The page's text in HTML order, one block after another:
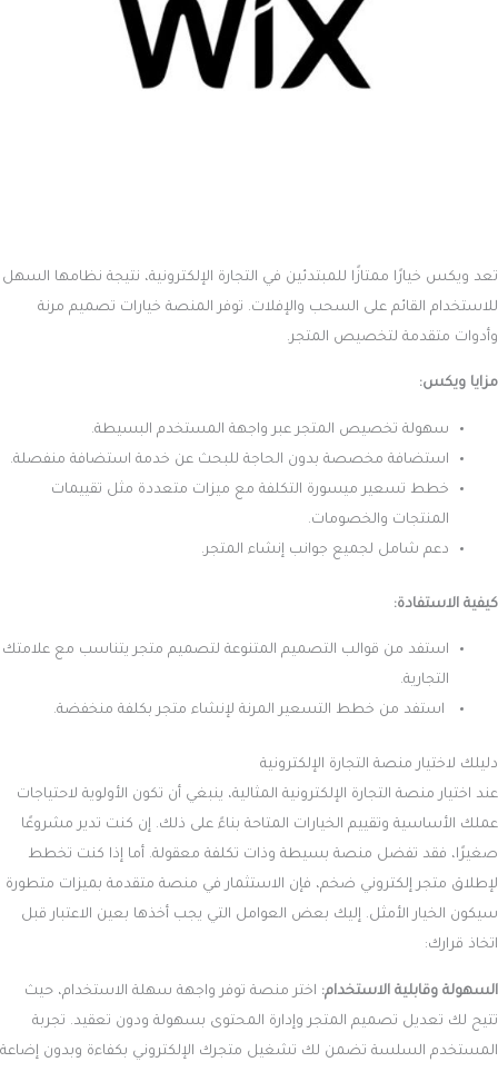
تعد ويكس خيارًا ممتازًا للمبتدئين في التجارة الإلكترونية، نتيجة نظامها السهل
للاستخدام القائم على السحب والإفلات. توفر المنصة خيارات تصميم مرنة
وأدوات متقدمة لتخصيص المتجر.
مزايا ويكس:
سهولة تخصيص المتجر عبر واجهة المستخدم البسيطة.
استضافة مخصصة بدون الحاجة للبحث عن خدمة استضافة منفصلة.
خطط تسعير ميسورة التكلفة مع ميزات متعددة مثل تقييمات
المنتجات والخصومات.
دعم شامل لجميع جوانب إنشاء المتجر.
كيفية الاستفادة:
استفد من قوالب التصميم المتنوعة لتصميم متجر يتناسب مع علامتك
التجارية.
استفد من خطط التسعير المرنة لإنشاء متجر بكلفة منخفضة.
دليلك لاختيار منصة التجارة الإلكترونية
عند اختيار منصة التجارة الإلكترونية المثالية، ينبغي أن تكون الأولوية لاحتياجات
عملك الأساسية وتقييم الخيارات المتاحة بناءً على ذلك. إن كنت تدير مشروعًا
صغيرًا، فقد تفضل منصة بسيطة وذات تكلفة معقولة. أما إذا كنت تخطط
لإطلاق متجر إلكتروني ضخم، فإن الاستثمار في منصة متقدمة بميزات متطورة
سيكون الخيار الأمثل. إليك بعض العوامل التي يجب أخذها بعين الاعتبار قبل
اتخاذ قرارك:
السهولة وقابلية الاستخدام: اختر منصة توفر واجهة سهلة الاستخدام، حيث
تتيح لك تعديل تصميم المتجر وإدارة المحتوى بسهولة ودون تعقيد. تجربة
المستخدم السلسة تضمن لك تشغيل متجرك الإلكتروني بكفاءة وبدون إضاعة